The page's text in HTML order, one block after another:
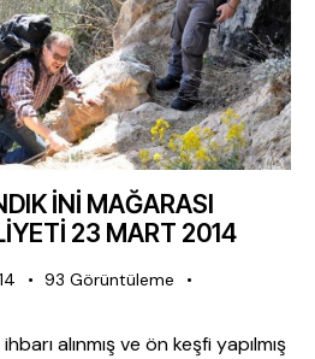
İNİ MAĞARASI
23 MART 2014
93 Görüntüleme
alınmış ve ön keşfi yapılmış